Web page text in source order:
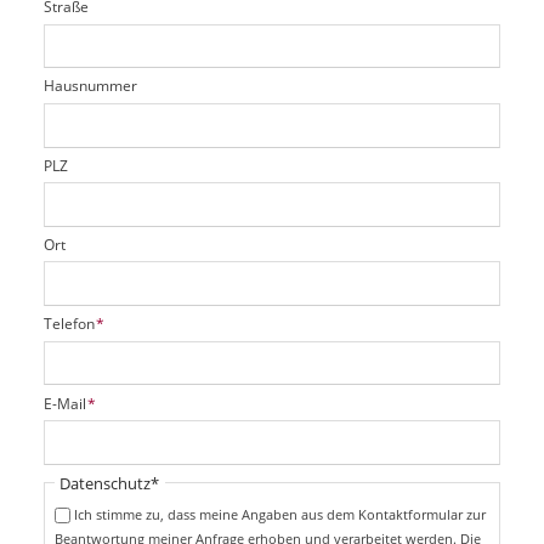
t
r
d
f
e
d
c
t
f
e
d
Straße
Hausnummer
PLZ
Ort
P
f
i
c
t
f
Telefon*
P
f
i
E-Mail*
Pflichtfeld
Datenschutz*
Ich stimme zu, dass meine Angaben aus dem Kontaktformular zur
Beantwortung meiner Anfrage erhoben und verarbeitet werden. Die